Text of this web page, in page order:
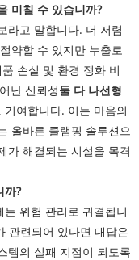
미칠 수 있습니까?
라고 말합니다. 더 저렴
약할 수 있지만 누출로
손실 및 환경 정화 비
난 신뢰성둘 다 나선형
여합니다. 이는 마음의
올바른 클램핑 솔루션으
가 해결되는 시설을 목격
까?
위험 관리로 귀결됩니
관련되어 있다면 대답은
템의 실패 지점이 되도록